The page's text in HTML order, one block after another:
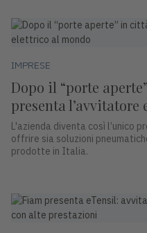
IMPRESE
Dopo il “porte
presenta
L'azienda diventa così l’unico
offrire sia soluzioni
prodotte in Italia.